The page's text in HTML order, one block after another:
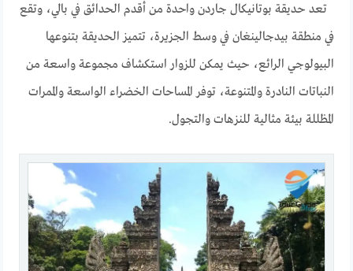
تعد حديقة بوتانيكال جاردن واحدة من أقدم الحدائق في بالي، وتقع
في منطقة بيدجالينغان في وسط الجزيرة، تتميز الحديقة بتنوعها
البيولوجي الرائع، حيث يمكن للزوار استكشاف مجموعة واسعة من
النباتات النادرة والمتنوعة، توفر المساحات الخضراء الواسعة والممرات
المظللة بيئة مثالية للنزهات والتجول.